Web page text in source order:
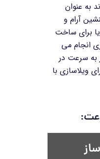
به عنوان
آرام و
برای ساخت
انجام می
به سرعت در
ویلاسازی با